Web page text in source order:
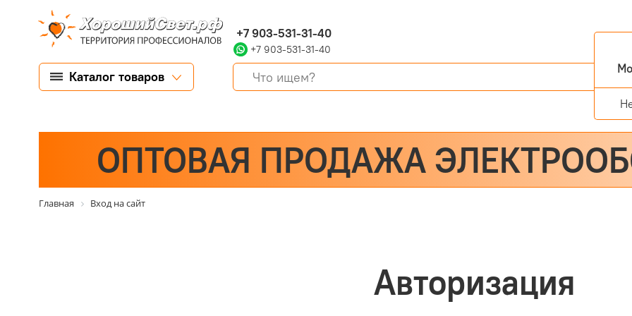
+7 903-531-31-40
+7 903-531-31-40
Каталог товаров
ОПТОВАЯ ПРОДАЖА
Главная Вход на сайт
Авторизация